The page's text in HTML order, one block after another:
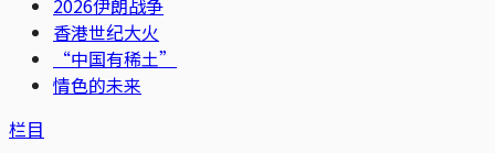
2026伊朗战争
香港世纪大火
“中国有稀土”
情色的未来
栏目